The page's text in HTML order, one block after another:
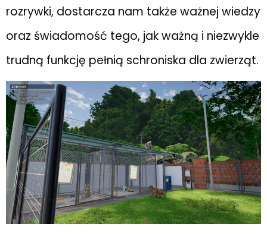
rozrywki, dostarcza nam także ważnej wiedzy
oraz świadomość tego, jak ważną i niezwykle
trudną funkcję pełnią schroniska dla zwierząt.